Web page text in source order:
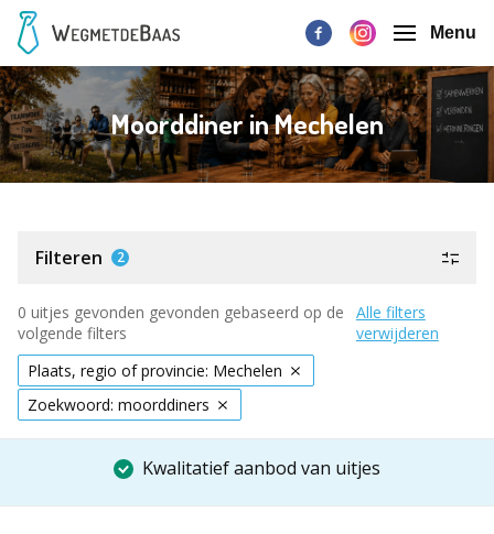
Menu
Moorddiner in Mechelen
Filteren 2
0 uitjes gevonden gevonden gebaseerd op de
volgende filters
Alle filters
verwijderen
Plaats, regio of provincie: Mechelen
Zoekwoord: moorddiners
Kwalitatief aanbod van uitjes